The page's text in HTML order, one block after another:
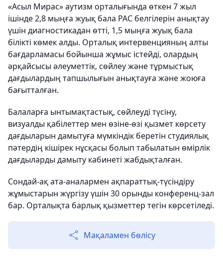
«Асыл Мирас» аутизм орталығында өткен 7 жыл
ішінде 2,8 мыңға жуық бала РАС белгілерін анықтау
үшін диагностикадан өтті, 1,5 мыңға жуық бала
білікті көмек алды. Орталық интервенцияның алты
бағдарламасы бойынша жұмыс істейді, олардың
әрқайсысы әлеуметтік, сөйлеу және тұрмыстық
дағдылардың тапшылығын анықтауға және жоюға
бағытталған.
Балаларға ынтымақтастық, сөйлеуді түсіну,
визуалды қабілеттер мен өзіне-өзі қызмет көрсету
дағдыларын дамытуға мүмкіндік беретін студиялық
пәтердің кішірек нұсқасы болып табылатын өмірлік
дағдыларды дамыту кабинеті жабдықталған.
Сондай-ақ ата-аналармен ақпараттық-түсіндіру
жұмыстарын жүргізу үшін 30 орынды конференц-зал
бар. Орталықта барлық қызметтер тегін көрсетіледі.
Мақаламен бөлісу